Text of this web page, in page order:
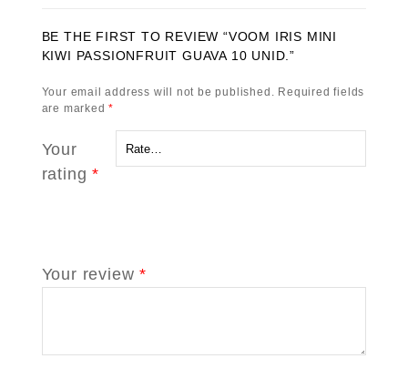
BE THE FIRST TO REVIEW “VOOM IRIS MINI
KIWI PASSIONFRUIT GUAVA 10 UNID.”
Your email address will not be published. Required fields
are marked*
Your
rating*
Your review*